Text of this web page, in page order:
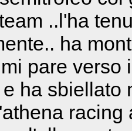
..l'ha
ha
pare verso
ha sbiellato
racing